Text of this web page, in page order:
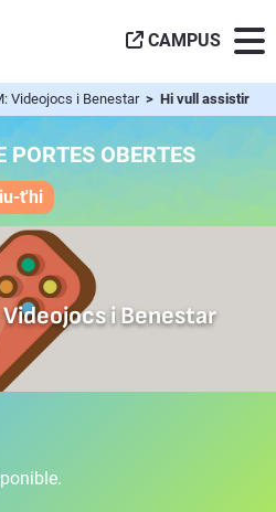
CAMPUS
Videojocs i Benestar > Hi vull assistir
PORTES OBERTES
t'hi
i Benestar